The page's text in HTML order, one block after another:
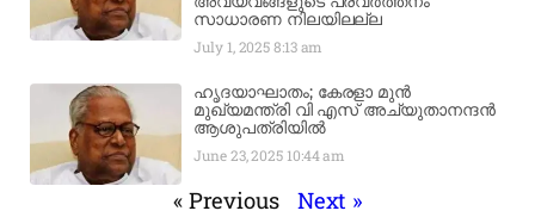
സാധാരണ നിലയിലല്ല
July 1, 20258:13 am
ഹൃദയാഘാതം; കേരളാ മുൻ
മുഖ്യമന്ത്രി വി എസ് അച്യുതാനന്ദൻ
ആശുപത്രിയിൽ
June 23, 2025 10:44 am
« Previous Next »